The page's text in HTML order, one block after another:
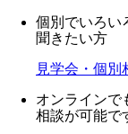
個別でいろい
聞きたい方
見学会・個別
オンラインで
相談が可能で